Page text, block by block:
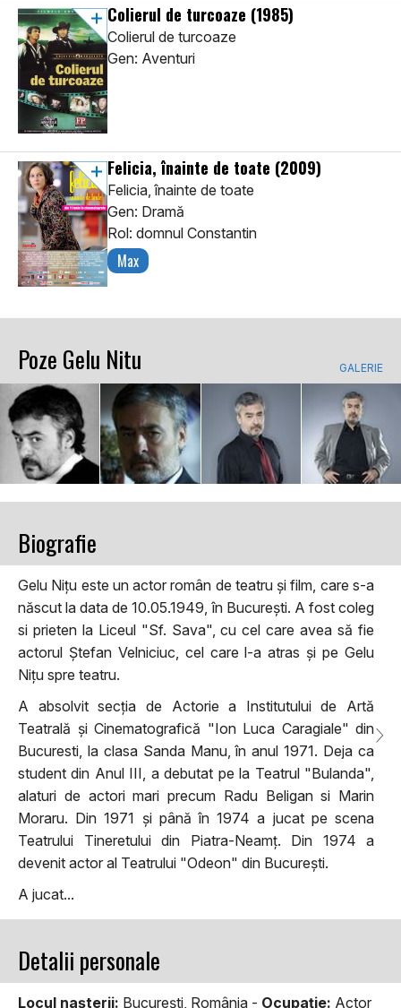
Colierul de turcoaze (1985)
Colierul de turcoaze
Gen: Aventuri
Felicia, înainte de toate (2009)
Felicia, înainte de toate
Gen: Dramă
Rol: domnul Constantin
Max
Poze Gelu Nitu GALERIE
Biografie
Gelu Nițu este un actor român de teatru și film, care s-a
născut la data de 10.05.1949, în București. A fost coleg
si prieten la Liceul "Sf. Sava", cu cel care avea să fie
actorul Ștefan Velniciuc, cel care l-a atras și pe Gelu
Nițu spre teatru.
A absolvit secția de Actorie a Institutului de Artă
Teatrală și Cinematografică "Ion Luca Caragiale" din
Bucuresti, la clasa Sanda Manu, în anul 1971. Deja ca
student din Anul III, a debutat pe la Teatrul "Bulanda",
alaturi de actori mari precum Radu Beligan si Marin
Moraru. Din 1971 și până în 1974 a jucat pe scena
Teatrului Tineretului din Piatra-Neamț. Din 1974 a
devenit actor al Teatrului "Odeon" din București.
A jucat...
Detalii personale
Locul naşterii: Bucureşti, România - Ocupaţie: Actor